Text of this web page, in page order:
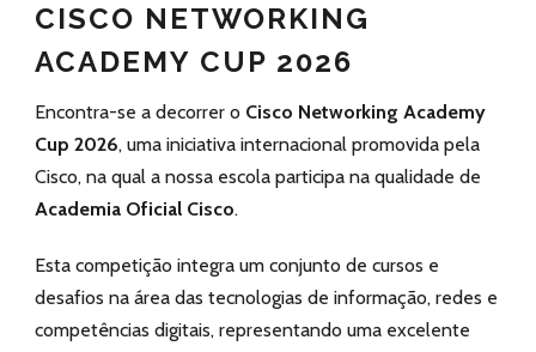
CISCO NETWORKING
ACADEMY CUP 2026
Encontra-se a decorrer o Cisco Networking Academy
Cup 2026, uma iniciativa internacional promovida pela
Cisco, na qual a nossa escola participa na qualidade de
Academia Oficial Cisco.
Esta competição integra um conjunto de cursos e
desafios na área das tecnologias de informação, redes e
competências digitais, representando uma excelente